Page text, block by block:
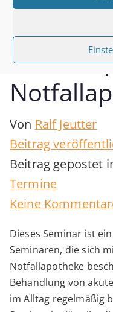
online
Von Ralf Jeutter
Beitrag
Beitrag gepostet
Termine
Keine
Dieses Seminar ist
Seminaren, die sich
Notfallapotheke
Behandlung von
im Alltag regelmäßig